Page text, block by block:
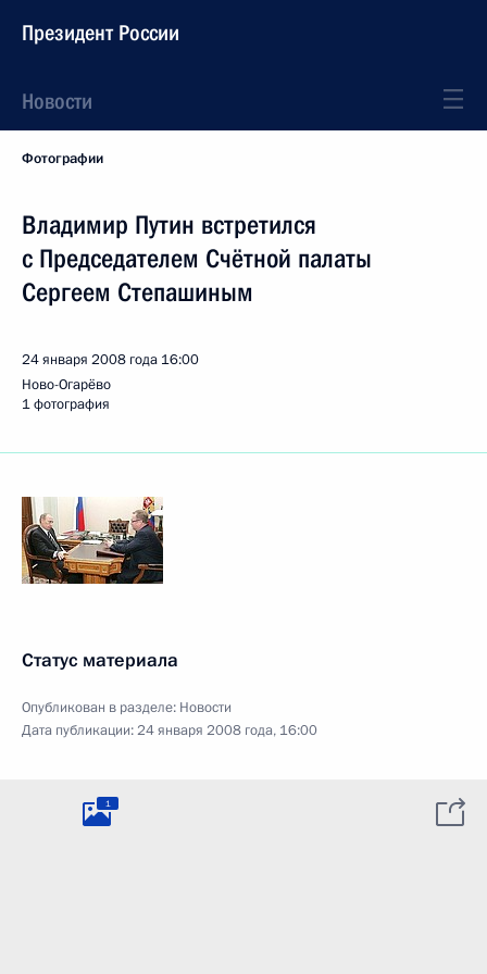
Президент России
Новости
Фотографии
Владимир Путин встретился
с Председателем Счётной палаты
Сергеем Степашиным
24 января 2008 года 16:00
Ново-Огарёво
1 фотография
Статус материала
Опубликован в разделе: Новости
Дата публикации:24 января 2008 года, 16:00
1